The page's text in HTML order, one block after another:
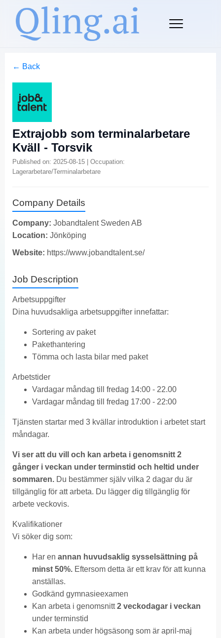
← Back
Extrajobb som terminalarbetare
Kväll - Torsvik
Published on: 2025-08-15 | Occupation:
Lagerarbetare/Terminalarbetare
Company Details
Company: Jobandtalent Sweden AB
Location: Jönköping
Website: https://www.jobandtalent.se/
Job Description
Arbetsuppgifter
Dina huvudsakliga arbetsuppgifter innefattar:
Sortering av paket
Pakethantering
Tömma och lasta bilar med paket
Arbetstider
Vardagar måndag till fredag 14:00 - 22.00
Vardagar måndag till fredag 17:00 - 22:00
Tjänsten startar med 3 kvällar introduktion i arbetet start
måndagar.
Vi ser att du vill och kan arbeta i genomsnitt 2
gånger i veckan under terminstid och heltid under
sommaren. Du bestämmer själv vilka 2 dagar du är
tillgänglig för att arbeta. Du lägger dig tillgänglig för
arbete veckovis.
Kvalifikationer
Vi söker dig som:
Har en annan huvudsaklig sysselsättning på
minst 50%. Eftersom detta är ett krav för att kunna
anställas.
Godkänd gymnasieexamen
Kan arbeta i genomsnitt2 veckodagar i veckan
under terminstid
Kan arbeta under högsäsong som är april-maj